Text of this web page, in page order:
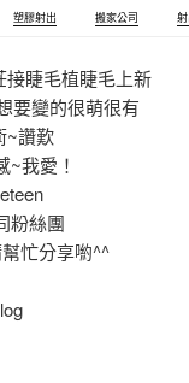
塑膠射出 搬家公司
接睫毛植睫毛上新
要變的很萌很有
~讚歎
我愛！
粉絲團
忙分享喲^^